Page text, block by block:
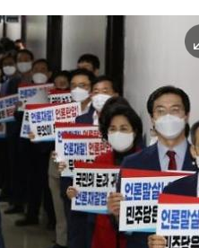
이
미
지
확
대